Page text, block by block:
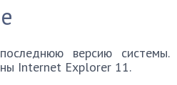
версию системы.
Internet Explorer 11.